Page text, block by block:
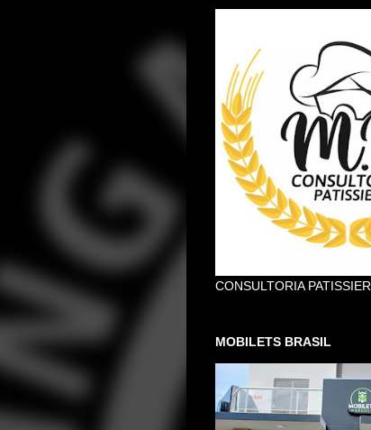
CONSULTORIA PATISSIER
MOBILETS BRASIL